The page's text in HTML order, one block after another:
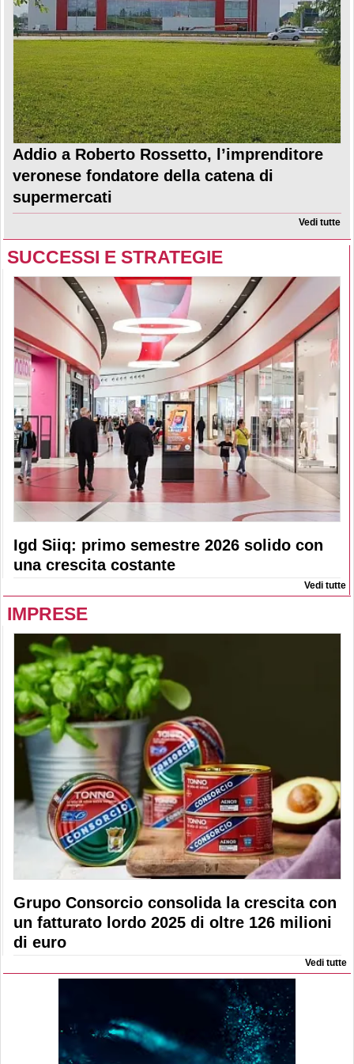
Addio a Roberto Rossetto, l’imprenditore
veronese fondatore della catena di
supermercati
Vedi tutte
SUCCESSI E STRATEGIE
Igd Siiq: primo semestre 2026 solido con
una crescita costante
Vedi tutte
IMPRESE
Grupo Consorcio consolida la crescita con
un fatturato lordo 2025 di oltre 126 milioni
di euro
Vedi tutte